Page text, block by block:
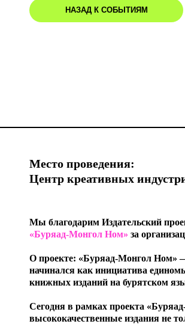
НАЗАД К СОБЫТИЯМ
Место проведения:
Центр креативных
Мы благодарим Издательский
«Буряад-Монгол Ном» за
О проекте: «Буряад-Монгол Ном»
начинался как инициатива
книжных изданий на бурятском
Cегодня в рамках проекта
высококачественные издания не